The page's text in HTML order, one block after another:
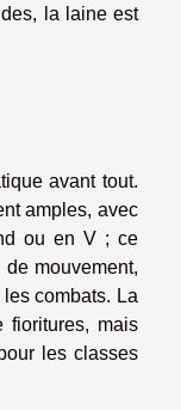
la laine est
avant tout.
amples, avec
ou en V ; ce
mouvement,
combats. La
fioritures, mais
les classes